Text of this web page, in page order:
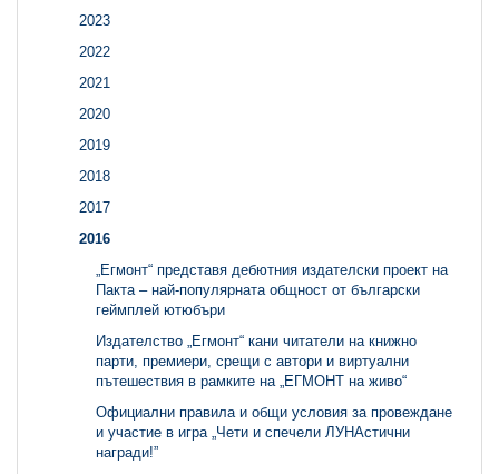
2023
2022
2021
2020
2019
2018
2017
2016
„Егмонт“ представя дебютния издателски проект на
Пакта – най-популярната общност от български
геймплей ютюбъри
Издателство „Егмонт“ кани читатели на книжно
парти, премиери, срещи с автори и виртуални
пътешествия в рамките на „ЕГМОНТ на живо“
Официални правила и общи условия за провеждане
и участие в игра „Чети и спечели ЛУНАстични
награди!”